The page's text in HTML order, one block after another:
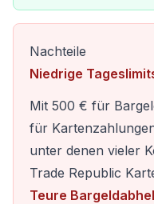
Nachteile
Niedrige
Mit 500 € für
für
unter denen vieler
Trade Republic
Teure